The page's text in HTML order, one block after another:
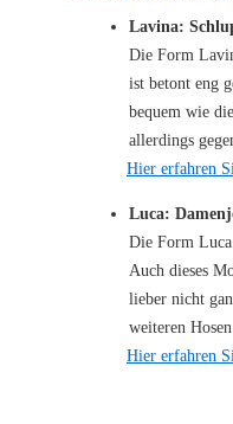
Lavina:
Die Form
ist betont eng
bequem wie
allerdings
Hier erfahren
Luca:
Die Form Luca
Auch dieses
lieber nicht
weiteren
Hier erfahren